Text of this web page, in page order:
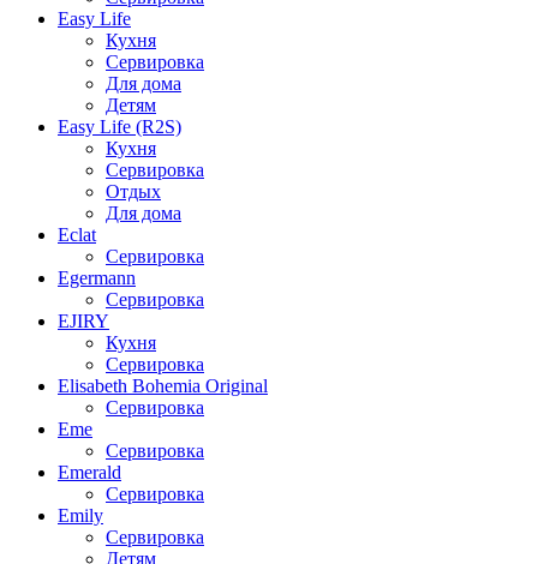
Easy Life
Кухня
Сервировка
Для дома
Детям
Easy Life (R2S)
Кухня
Сервировка
Отдых
Для дома
Eclat
Сервировка
Egermann
Сервировка
EJIRY
Кухня
Сервировка
Elisabeth Bohemia Original
Сервировка
Eme
Сервировка
Emerald
Сервировка
Emily
Сервировка
Детям